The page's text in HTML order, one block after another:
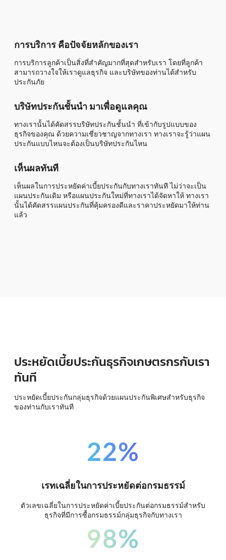
การบริการ คือปัจจัยหลักของเรา
การบริการลูกค้าเป็นสิ่งที่สำคัญมากที่สุดสำหรับเรา โดยที่ลูกค้า
สามารถวางใจให้เราดูแลธุรกิจ และบริษัทของท่านได้สำหรับ
ประกันภัย
บริษัทประกันชั้นนำ มาเพื่อดูแลคุณ
ทางเรานั้นได้คัดสรรบริษัทประกันชั้นนำ ที่เข้ากับรูปแบบของ
ธุรกิจของคุณ ด้วยความเชี่ยวชาญจากทางเรา ทางเราจะรู้ว่าแผน
ประกันแบบไหนจะต้องเป็นบริษัทประกันไหน
เห็นผลทันที
เห็นผลในการประหยัดค่าเบี้ยประกันกับทางเราทันที ไม่ว่าจะเป็น
แผนประกันเดิม หรือแผนประกันใหม่ที่ทางเราได้จัดหาให้ ทางเรา
นั้นได้คัดสรรแผนประกันที่คุ้มครองดีและราคาประหยัดมาให้ท่าน
แล้ว
ประหยัดเบี้ยประกันธุรกิจเกษตรกรกับเรา
ทันที
ประหยัดเบี้ยประกันกลุ่มธุรกิจด้วยแผนประกันพิเศษสำหรับธุรกิจ
ของท่านกับเราทันที
22%
เรทเฉลี่ยในการประหยัดต่อกรมธรรม์
ตัวเลขเฉลี่ยในการประหยัดค่าเบี้ยประกันต่อกรมธรรม์สำหรับ
ธุรกิจที่มีการซื้อกรมธรรม์กลุ่มธุรกิจกับทางเรา
98%